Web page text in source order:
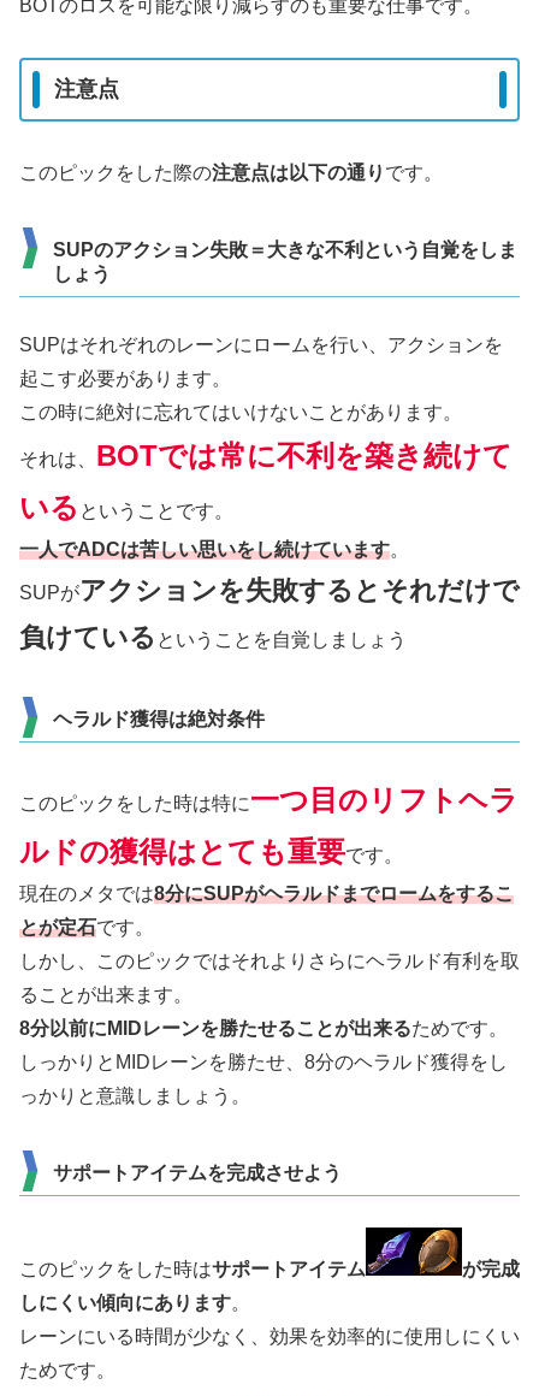
BOTのロスを可能な限り減らすのも重要な仕事です。
注意点
このピックをした際の注意点は以下の通り です。
SUPのアクション失敗＝大きな不利という自覚をしま
しょう
SUPはそれぞれのレーンにロームを行い、アクションを
起こす必要があります。
この時に絶対に忘れてはいけないことがあります。
それは、 BOTでは常に不利を築き続けて
いる ということです。
一人でADCは苦しい思いをし続けています。
SUPがアクションを失敗するとそれだけで
負けている ということを自覚しましょう
ヘラルド獲得は絶対条件
このピックをした時は特に一つ目のリフトヘラ
ルドの獲得はとても重要です。
現在のメタでは8分にSUPがヘラルドまでロームをするこ
とが定石です。
しかし、このピックではそれよりさらにヘラルド有利を取
ることが出来ます。
8分以前にMIDレーンを勝たせることが出来るためです。
しっかりとMIDレーンを勝たせ、8分のヘラルド獲得をし
っかりと意識しましょう。
サポートアイテムを完成させよう
このピックをした時はサポートアイテム
が完成
しにくい傾向にあります。
レーンにいる時間が少なく、効果を効率的に使用しにくい
ためです。